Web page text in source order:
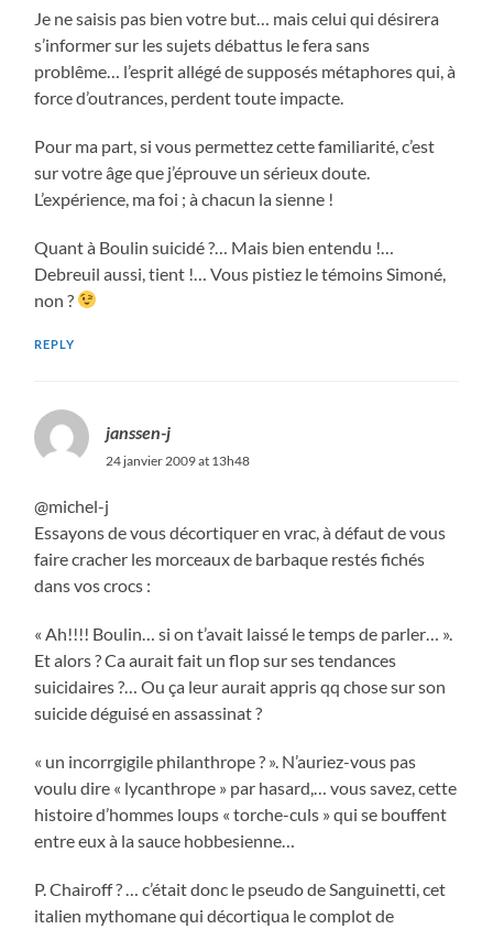
Je ne saisis pas bien votre but… mais celui qui désirera
s’informer sur les sujets débattus le fera sans
problême… l’esprit allégé de supposés métaphores qui, à
force d’outrances, perdent toute impacte.
Pour ma part, si vous permettez cette familiarité, c’est
sur votre âge que j’éprouve un sérieux doute.
L’expérience, ma foi ; à chacun la sienne !
Quant à Boulin suicidé ?… Mais bien entendu !…
Debreuil aussi, tient !… Vous pistiez le témoins Simoné,
non ?
REPLY
janssen-j
24 janvier 2009 at 13h48
@michel-j
Essayons de vous décortiquer en vrac, à défaut de vous
faire cracher les morceaux de barbaque restés fichés
dans vos crocs :
« Ah!!!! Boulin… si on t’avait laissé le temps de parler… ».
Et alors ? Ca aurait fait un flop sur ses tendances
suicidaires ?… Ou ça leur aurait appris qq chose sur son
suicide déguisé en assassinat ?
« un incorrgigile philanthrope ? ». N’auriez-vous pas
voulu dire « lycanthrope » par hasard,… vous savez, cette
histoire d’hommes loups « torche-culs » qui se bouffent
entre eux à la sauce hobbesienne…
P. Chairoff ? … c’était donc le pseudo de Sanguinetti, cet
italien mythomane qui décortiqua le complot de